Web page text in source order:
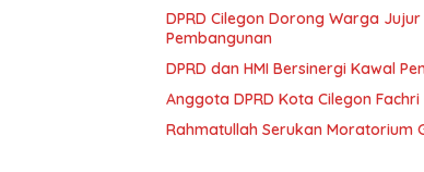
DPRD Cilegon Dorong Warga
Pembangunan
DPRD dan HMI Bersinergi Kawal
Anggota DPRD Kota Cilegon
Rahmatullah Serukan Moratorium